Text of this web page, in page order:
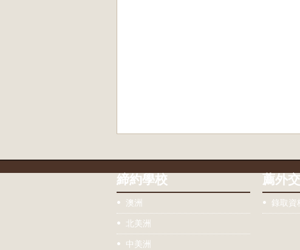
締約學校
澳洲
北美洲
中美洲
薦外
錄取資